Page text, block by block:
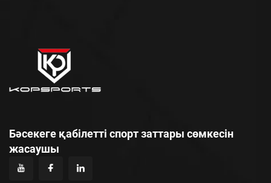
Бәсекеге қабілетті спорт заттары сөмкесін
жасаушы